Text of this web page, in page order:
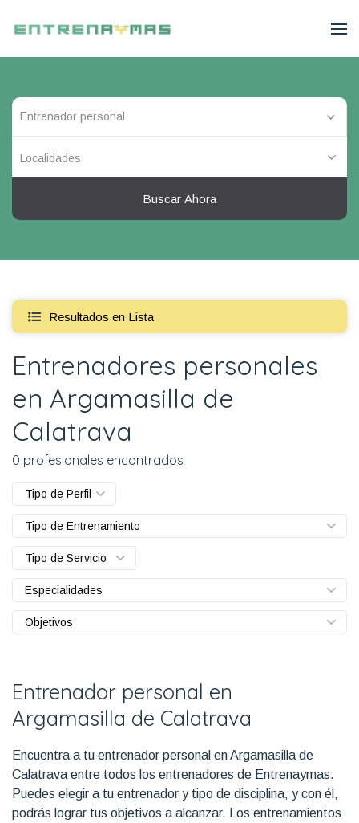
Localidades
Buscar Ahora
Resultados en Lista
Entrenadores personales
en Argamasilla de
Calatrava
0 profesionales encontrados
Tipo de Perfil
Tipo de Entrenamiento
Tipo de Servicio
Especialidades
Objetivos
Entrenador personal en
Argamasilla de Calatrava
Encuentra a tu entrenador personal en Argamasilla de
Calatrava entre todos los entrenadores de Entrenaymas.
Puedes elegir a tu entrenador y tipo de disciplina, y con él,
podrás lograr tus objetivos a alcanzar. Los entrenamientos